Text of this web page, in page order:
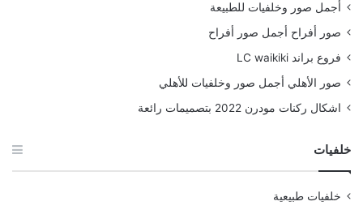
أجمل صور وخلفيات للطبيعة
صور أفراح أجمل صور أفراح
فروع براند LC waikiki
صور الأهلي أجمل صور وخلفيات للأهلي
اشكال ركنات مودرن 2022 بتصميمات رائعة
خلفيات
خلفيات طبيعية